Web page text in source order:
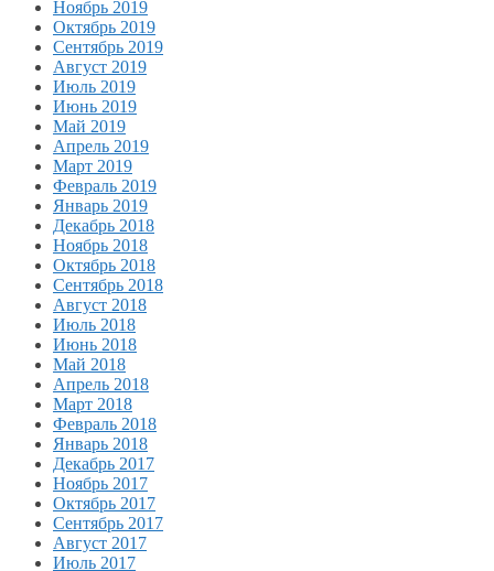
Ноябрь 2019
Октябрь 2019
Сентябрь 2019
Август 2019
Июль 2019
Июнь 2019
Май 2019
Апрель 2019
Март 2019
Февраль 2019
Январь 2019
Декабрь 2018
Ноябрь 2018
Октябрь 2018
Сентябрь 2018
Август 2018
Июль 2018
Июнь 2018
Май 2018
Апрель 2018
Март 2018
Февраль 2018
Январь 2018
Декабрь 2017
Ноябрь 2017
Октябрь 2017
Сентябрь 2017
Август 2017
Июль 2017